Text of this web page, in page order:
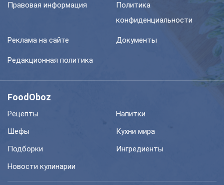
Правовая информация
Политика
конфиденциальности
Реклама на сайте Документы
Редакционная политика
FoodOboz
Рецепты
Напитки
Шефы
Кухни мира
Подборки
Ингредиенты
Новости кулинарии